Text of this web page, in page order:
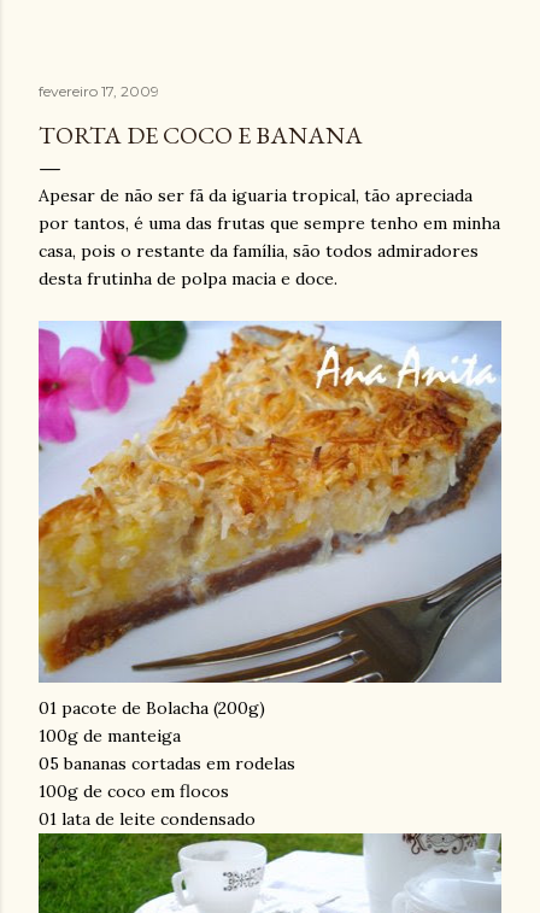
fevereiro 17, 2009
TORTA DE COCO E BANANA
Apesar de não ser fã da iguaria tropical, tão apreciada
por tantos, é uma das frutas que sempre tenho em minha
casa, pois o restante da família, são todos admiradores
desta frutinha de polpa macia e doce.
01 pacote de Bolacha (200g)
100g de manteiga
05 bananas cortadas em rodelas
100g de coco em flocos
01 lata de leite condensado